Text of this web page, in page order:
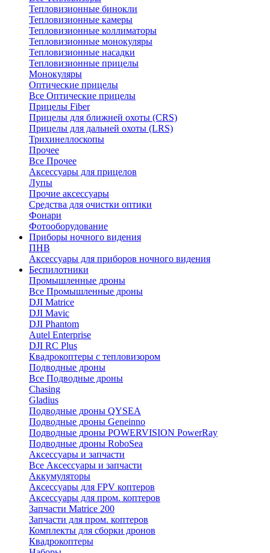
Тепловизионные бинокли
Тепловизионные камеры
Тепловизионные коллиматоры
Тепловизионные монокуляры
Тепловизионные насадки
Тепловизионные прицелы
Монокуляры
Оптические прицелы
Все Оптические прицелы
Прицелы Fiber
Прицелы для ближней охоты (CRS)
Прицелы для дальней охоты (LRS)
Трихинеллоскопы
Прочее
Все Прочее
Аксессуары для прицелов
Лупы
Прочие аксессуары
Средства для очистки оптики
Фонари
Фотооборудование
Приборы ночного видения
ПНВ
Аксессуары для приборов ночного видения
Беспилотники
Промышленные дроны
Все Промышленные дроны
DJI Matrice
DJI Mavic
DJI Phantom
Autel Enterprise
DJI RC Plus
Квадрокоптеры с тепловизором
Подводные дроны
Все Подводные дроны
Chasing
Gladius
Подводные дроны QYSEA
Подводные дроны Geneinno
Подводные дроны POWERVISION PowerRay
Подводные дроны RoboSea
Аксессуары и запчасти
Все Аксессуары и запчасти
Аккумуляторы
Аксессуары для FPV коптеров
Аксессуары для пром. коптеров
Запчасти Matrice 200
Запчасти для пром. коптеров
Комплекты для сборки дронов
Квадрокоптеры